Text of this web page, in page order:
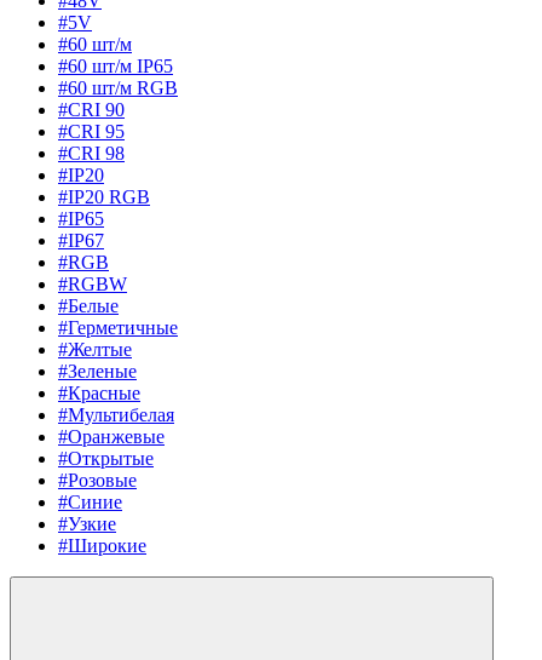
#5V
#60 шт/м
#60 шт/м IP65
#60 шт/м RGB
#CRI 90
#CRI 95
#CRI 98
#IP20
#IP20 RGB
#IP65
#IP67
#RGB
#RGBW
#Белые
#Герметичные
#Желтые
#Зеленые
#Красные
#Мультибелая
#Оранжевые
#Открытые
#Розовые
#Синие
#Узкие
#Широкие